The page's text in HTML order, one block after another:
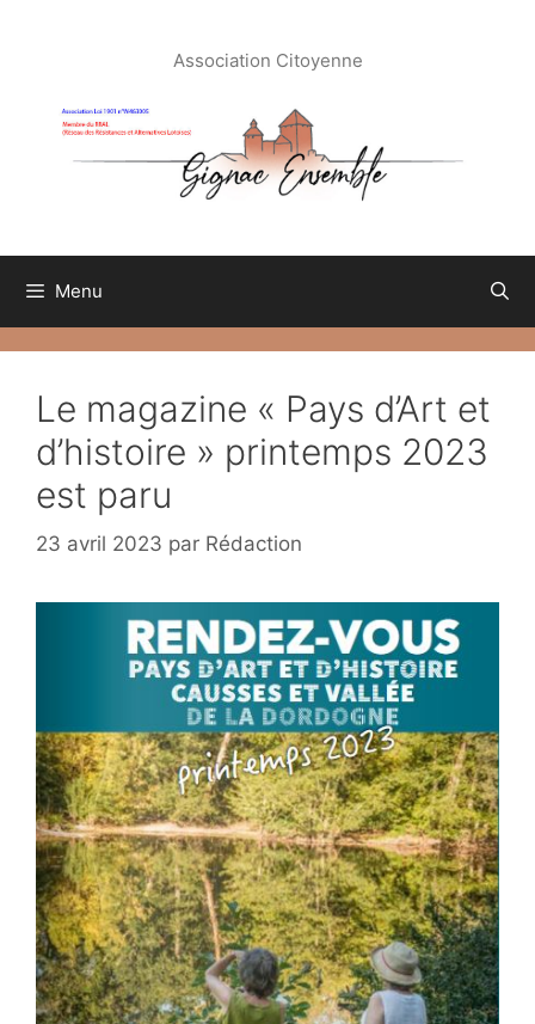
Association Citoyenne
Menu
Le magazine « Pays d’Art et
d’histoire » printemps 2023
est paru
23 avril 2023 par Rédaction